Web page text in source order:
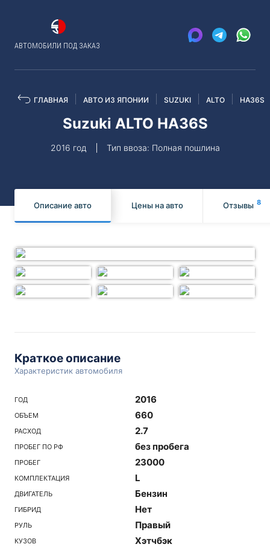
АВТОМОБИЛИ ПОД ЗАКАЗ
ГЛАВНАЯ АВТО ИЗ ЯПОНИИ SUZUKI ALTO HA36S
Suzuki ALTO HA36S
2016 год Тип ввоза: Полная пошлина
Описание авто Цены на авто Отзывы 8
Краткое описание
Характеристик автомобиля
ГОД 2016
ОБЪЕМ 660
РАСХОД 2.7
ПРОБЕГ ПО РФ без пробега
ПРОБЕГ 23000
КОМПЛЕКТАЦИЯ L
ДВИГАТЕЛЬ Бензин
ГИБРИД Нет
РУЛЬ Правый
КУЗОВ Хэтчбэк